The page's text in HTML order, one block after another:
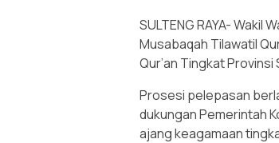
SULTENG RAYA- Wakil
Musabaqah Tilawatil
Qur’an Tingkat
Prosesi pelepasan
dukungan Pemerintah
ajang keagamaan